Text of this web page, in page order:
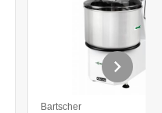
Bartscher